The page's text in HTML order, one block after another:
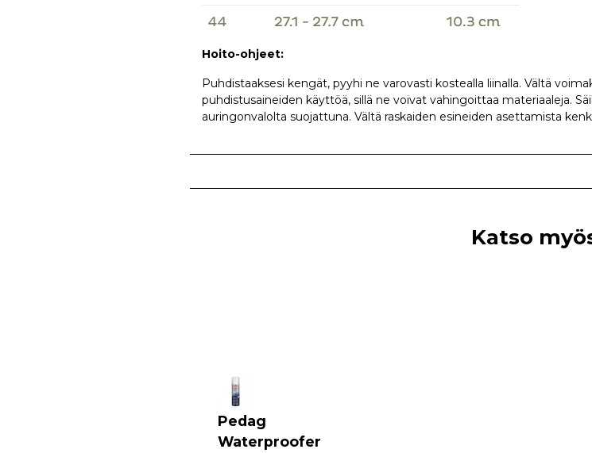
Hoito-ohjeet:
Puhdistaaksesi kengät, pyyhi ne varovasti kostealla liinalla. Vältä
puhdistusaineiden käyttöä, sillä ne voivat vahingoittaa materiaaleja.
auringonvalolta suojattuna. Vältä raskaiden esineiden asettamista
Katso
Pedag
Waterproofer